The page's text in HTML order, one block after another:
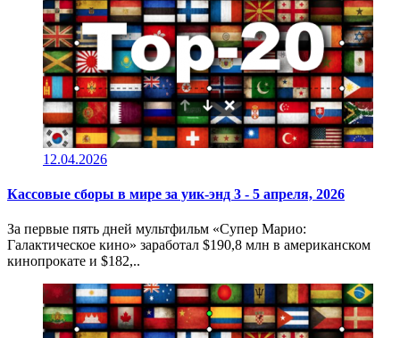
12.04.2026
Кассовые сборы в мире за уик-энд 3 - 5 апреля, 2026
За первые пять дней мультфильм «Супер Марио:
Галактическое кино» заработал $190,8 млн в американском
кинопрокате и $182,..